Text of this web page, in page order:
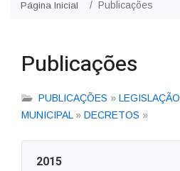
Página Inicial Publicações
Publicações
PUBLICAÇÕES » LEGISLAÇÃO
MUNICIPAL » DECRETOS »
2015